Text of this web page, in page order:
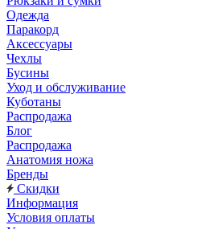
Одежда
Паракорд
Аксессуары
Чехлы
Бусины
Уход и обслуживание
Куботаны
Распродажа
Блог
Распродажа
Анатомия ножа
Бренды
Скидки
Информация
Условия оплаты